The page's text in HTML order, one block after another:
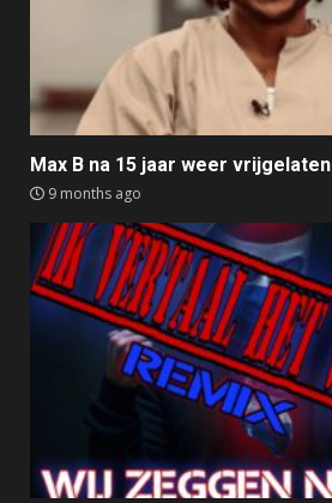
Max B na 15 jaar weer vrijgelaten
9 months ago